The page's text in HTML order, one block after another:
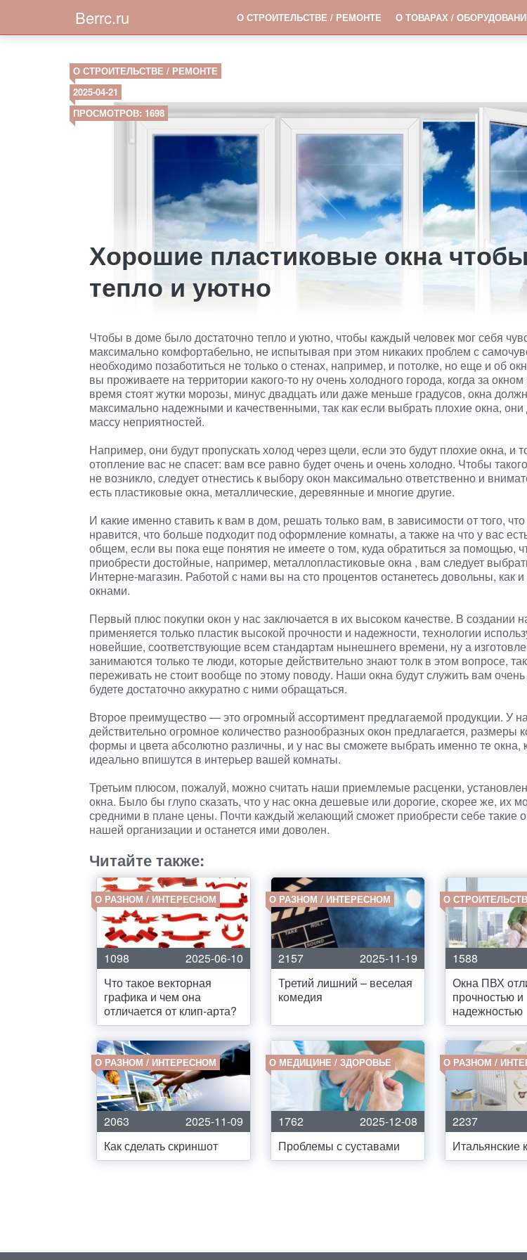
Berrc.ru О СТРОИТЕЛЬСТВЕ / РЕМОНТЕ О ТОВАРАХ /
О СТРОИТЕЛЬСТВЕ / РЕМОНТЕ
2025-04-21
ПРОСМОТРОВ: 1698
Хорошие пластиковые окна
тепло и уютно
Чтобы в доме было достаточно тепло и уютно, чтобы каждый человек мог себя
максимально комфортабельно, не испытывая при этом никаких проблем с
необходимо позаботиться не только о стенах, например, и потолке, но еще и об
вы проживаете на территории какого-то ну очень холодного города, когда за
время стоят жутки морозы, минус двадцать или даже меньше градусов, окна
максимально надежными и качественными, так как если выбрать плохие окна, они
массу неприятностей.
Например, они будут пропускать холод через щели, если это будут плохие окна, и
отопление вас не спасет: вам все равно будет очень и очень холодно. Чтобы
не возникло, следует отнестись к выбору окон максимально ответственно и
есть пластиковые окна, металлические, деревянные и многие другие.
И какие именно ставить к вам в дом, решать только вам, в зависимости от того,
нравится, что больше подходит под оформление комнаты, а также на что у вас
общем, если вы пока еще понятия не имеете о том, куда обратиться за помощью,
приобрести достойные, например, металлопластиковые окна , вам следует
Интерне-магазин. Работой с нами вы на сто процентов останетесь довольны, как
окнами.
Первый плюс покупки окон у нас заключается в их высоком качестве. В создании
применяется только пластик высокой прочности и надежности, технологии
новейшие, соответствующие всем стандартам нынешнего времени, ну а
занимаются только те люди, которые действительно знают толк в этом вопросе,
переживать не стоит вообще по этому поводу. Наши окна будут служить вам
будете достаточно аккуратно с ними обращаться.
Второе преимущество — это огромный ассортимент предлагаемой продукции. У
действительно огромное количество разнообразных окон предлагается, размеры
формы и цвета абсолютно различны, и у нас вы сможете выбрать именно те окна,
идеально впишутся в интерьер вашей комнаты.
Третьим плюсом, пожалуй, можно считать наши приемлемые расценки,
окна. Было бы глупо сказать, что у нас окна дешевые или дорогие, скорее же, их
средними в плане цены. Почти каждый желающий сможет приобрести себе такие
нашей организации и останется ими доволен.
Читайте также:
О РАЗНОМ / ИНТЕРЕСНОМ
1098
2025-06-10
Что такое векторная
графика и чем она
отличается от клип-арта?
О РАЗНОМ / ИНТЕРЕСНОМ
2157
2025-11-19
Третий лишний – веселая
комедия
О
1588
Окна ПВХ
прочностью и
надежностью
О РАЗНОМ / ИНТЕРЕСНОМ
2063
2025-11-09
Как сделать скриншот
О МЕДИЦИНЕ / ЗДОРОВЬЕ
1762
2025-12-08
Проблемы с суставами
О РАЗНОМ /
2237
Итальянские